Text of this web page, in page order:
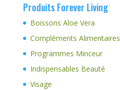
Produits Forever Living
Boissons Aloe Vera
Compléments Alimentaires
Programmes Minceur
Indispensables Beauté
Visage